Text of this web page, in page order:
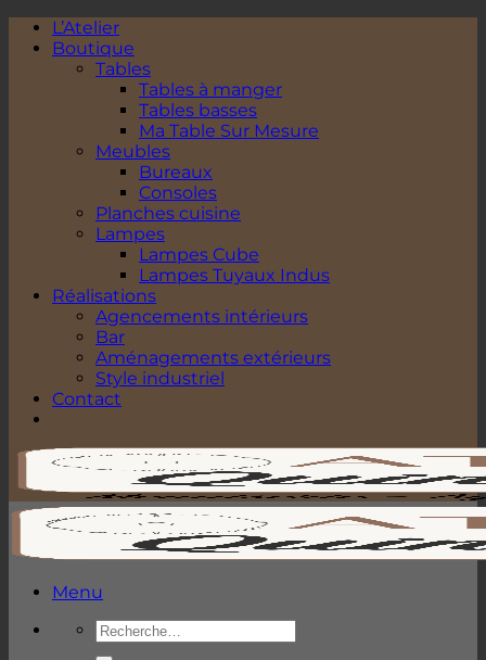
Passer
contenu
L’Atelier
Boutique
Tables
Tables à manger
Tables basses
Ma Table Sur Mesure
Meubles
Bureaux
Consoles
Planches cuisine
Lampes
Lampes Cube
Lampes Tuyaux Indus
Réalisations
Agencements intérieurs
Bar
Aménagements extérieurs
Style industriel
Contact
Menu
Recherche